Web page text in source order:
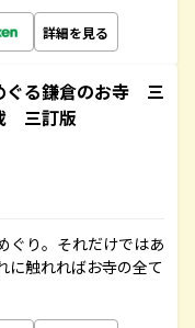
詳細を見る
る鎌倉のお寺 三
三訂版
ぐり。それだけではあ
に触れればお寺の全て